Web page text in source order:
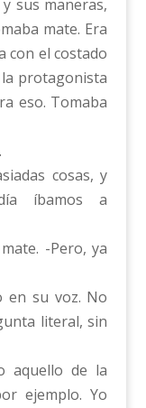
sus maneras,
mate. Era
con el costado
protagonista
eso. Tomaba
cosas, y
íbamos a
-Pero, ya
en su voz. No
literal, sin
aquello de la
ejemplo. Yo